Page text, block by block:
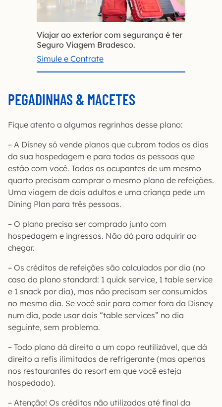
Viajar ao exterior com segurança é ter
Seguro Viagem Bradesco.
Simule e Contrate
PEGADINHAS & MACETES
Fique atento a algumas regrinhas desse plano:
– A Disney só vende planos que cubram todos os dias
da sua hospedagem e para todas as pessoas que
estão com você. Todos os ocupantes de um mesmo
quarto precisam comprar o mesmo plano de refeições.
Uma viagem de dois adultos e uma criança pede um
Dining Plan para três pessoas.
– O plano precisa ser comprado junto com
hospedagem e ingressos. Não dá para adquirir ao
chegar.
– Os créditos de refeições são calculados por dia (no
caso do plano standard: 1 quick service, 1 table service
e 1 snack por dia), mas não precisam ser consumidos
no mesmo dia. Se você sair para comer fora da Disney
num dia, pode usar dois “table services” no dia
seguinte, sem problema.
– Todo plano dá direito a um copo reutilizável, que dá
direito a refis ilimitados de refrigerante (mas apenas
nos restaurantes do resort em que você esteja
hospedado).
– Atenção! Os créditos não utilizados até final da